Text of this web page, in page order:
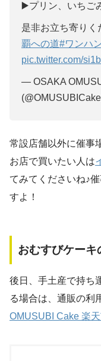
▶️プリン、いちご
是非お立ち寄りく
覇への道#ワンハ
pic.twitter.com/
— OSAKA
常設店舗以外に催事
お店で買いたい人は
てみてくださいね♪
すよ！
おむすびケーキ
後日、手土産で持ち
る場合は、通販の利
OMUSUBI Cake 楽